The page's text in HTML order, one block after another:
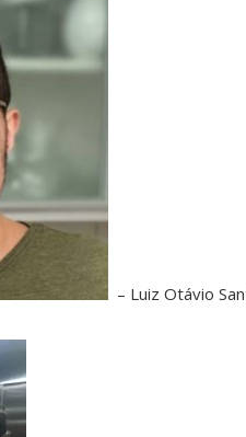
– Luiz Otávio